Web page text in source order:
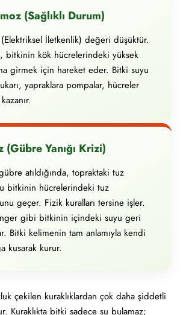
(Sağlıklı Durum)
İletkenlik) değeri düşüktür.
bitkinin kök hücrelerindeki yüksek
girmek için hareket eder. Bitki suyu
yapraklara pompalar, hücreler
(Gübre Yanığı Krizi)
atıldığında, topraktaki tuz
bitkinin hücrelerindeki tuz
geçer. Fizik kuralları tersine işler.
gibi bitkinin içindeki suyu geri
Bitki kelimenin tam anlamıyla kendi
kusarak kurur.
çekilen kuraklıklardan çok daha şiddetli
Kuraklıkta bitki sadece su bulamaz;